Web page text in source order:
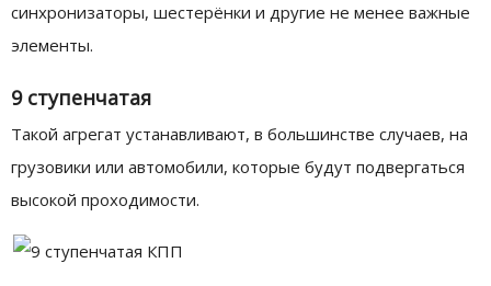
синхронизаторы, шестерёнки и другие не менее важные
элементы.
9 ступенчатая
Такой агрегат устанавливают, в большинстве случаев, на
грузовики или автомобили, которые будут подвергаться
высокой проходимости.